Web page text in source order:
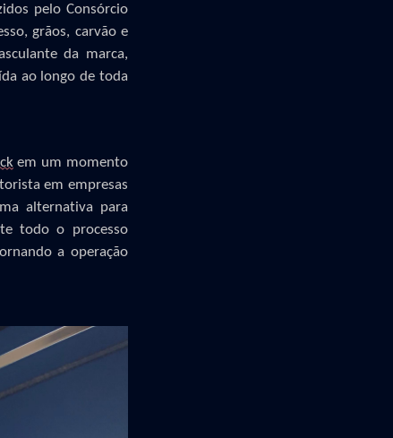
pelo Consórcio
grãos, carvão e
da marca,
ao longo de toda
em um momento
em empresas
alternativa para
todo o processo
a operação